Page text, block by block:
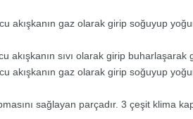
akışkanın gaz olarak girip soğuyup
akışkanın sıvı olarak girip
akışkanın gaz olarak girip soğuyup
sağlayan parçadır. 3 çeşit